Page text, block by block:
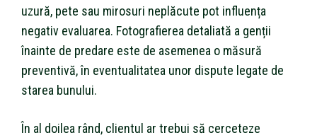
uzură, pete sau mirosuri neplăcute pot influența
negativ evaluarea. Fotografierea detaliată a genții
înainte de predare este de asemenea o măsură
preventivă, în eventualitatea unor dispute legate de
starea bunului.
În al doilea rând, clientul ar trebui să cerceteze